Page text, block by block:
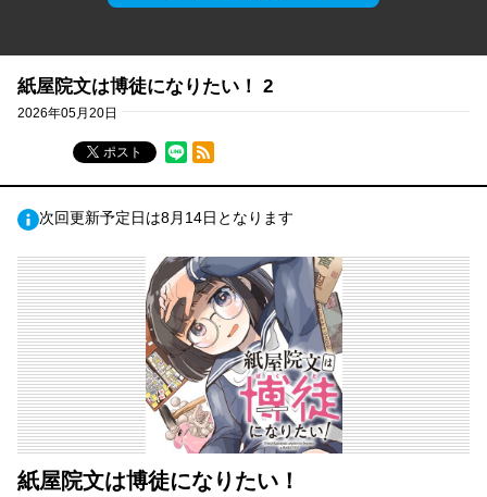
紙屋院文は博徒になりたい！ 2
2026年05月20日
ポスト
RSSフィード
次回更新予定日は8月14日となります
紙屋院文は博徒になりたい！